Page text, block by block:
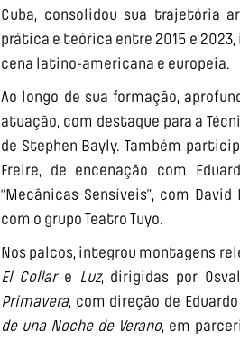
Cuba, consolidou sua trajetória
prática e teórica entre 2015 e
cena latino-americana e europeia.
Ao longo de sua formação,
atuação, com destaque para a
de Stephen Bayly. Também
Freire, de encenação com
“Mecânicas Sensíveis”, com
com o grupo Teatro Tuyo.
Nos palcos, integrou montagens
El Collare Luz, dirigidas por
Primavera, com direção de
de una Noche de Verano, em